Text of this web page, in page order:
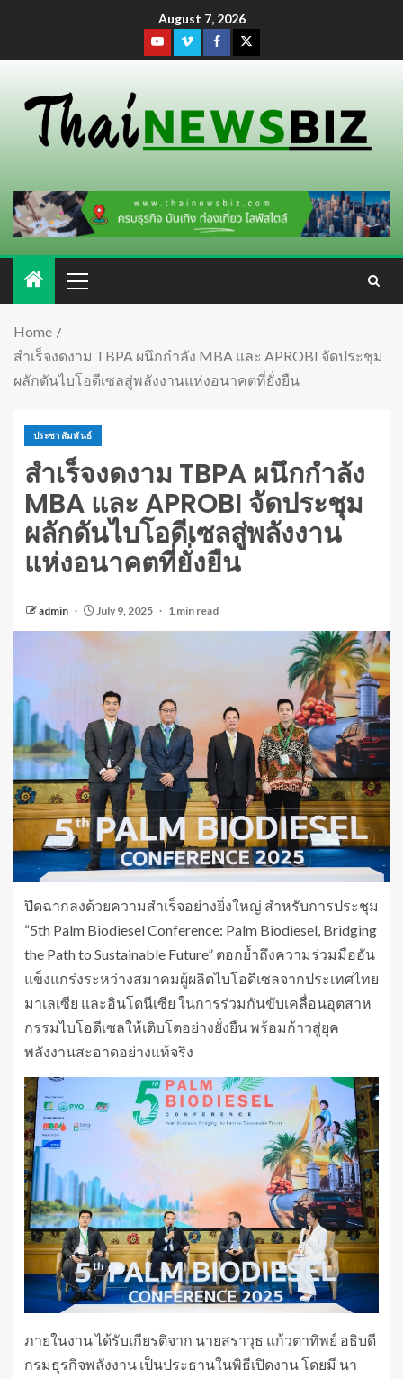
August 7, 2026
Home
สำเร็จงดงาม TBPA ผนึกกำลัง MBA และ APROBI จัดประชุม
ผลักดันไบโอดีเซลสู่พลังงานแห่งอนาคตที่ยั่งยืน
ประชาสัมพันธ์
สำเร็จงดงาม TBPA ผนึกกำลัง
MBA และ APROBI จัดประชุม
ผลักดันไบโอดีเซลสู่พลังงาน
แห่งอนาคตที่ยั่งยืน
admin July 9, 2025 1 min read
ปิดฉากลงด้วยความสำเร็จอย่างยิ่งใหญ่ สำหรับการประชุม
“5th Palm Biodiesel Conference: Palm Biodiesel, Bridging
the Path to Sustainable Future” ตอกย้ำถึงความร่วมมืออัน
แข็งแกร่งระหว่างสมาคมผู้ผลิตไบโอดีเซลจากประเทศไทย
มาเลเซีย และอินโดนีเซีย ในการร่วมกันขับเคลื่อนอุตสาห
กรรมไบโอดีเซลให้เติบโตอย่างยั่งยืน พร้อมก้าวสู่ยุค
พลังงานสะอาดอย่างแท้จริง
ภายในงาน ได้รับเกียรติจาก นายสราวุธ แก้วตาทิพย์ อธิบดี
กรมธุรกิจพลังงาน เป็นประธานในพิธีเปิดงาน โดยมี นา